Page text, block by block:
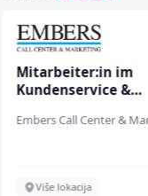
Mitarbeiter:in im
Kundenservice &
Više lokacija